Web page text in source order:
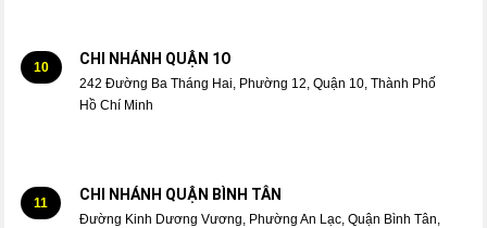
10 CHI NHÁNH QUẬN 1O
242 Đường Ba Tháng Hai, Phường 12, Quận 10, Thành Phố
Hồ Chí Minh
11 CHI NHÁNH QUẬN BÌNH TÂN
Đường Kinh Dương Vương, Phường An Lạc, Quận Bình Tân,